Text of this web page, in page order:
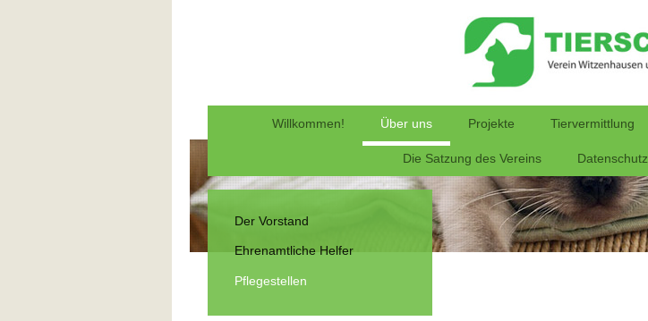
Willkommen! Über uns Projekte Tiervermittlung
Die Satzung des Vereins
Der Vorstand
Ehrenamtliche Helfer
Pflegestellen